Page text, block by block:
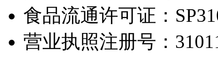
食品流通许可证：
营业执照注册号：